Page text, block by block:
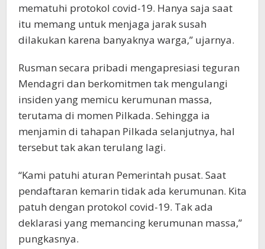
mematuhi protokol covid-19. Hanya saja saat
itu memang untuk menjaga jarak susah
dilakukan karena banyaknya warga,” ujarnya.
Rusman secara pribadi mengapresiasi teguran
Mendagri dan berkomitmen tak mengulangi
insiden yang memicu kerumunan massa,
terutama di momen Pilkada. Sehingga ia
menjamin di tahapan Pilkada selanjutnya, hal
tersebut tak akan terulang lagi.
“Kami patuhi aturan Pemerintah pusat. Saat
pendaftaran kemarin tidak ada kerumunan. Kita
patuh dengan protokol covid-19. Tak ada
deklarasi yang memancing kerumunan massa,”
pungkasnya.